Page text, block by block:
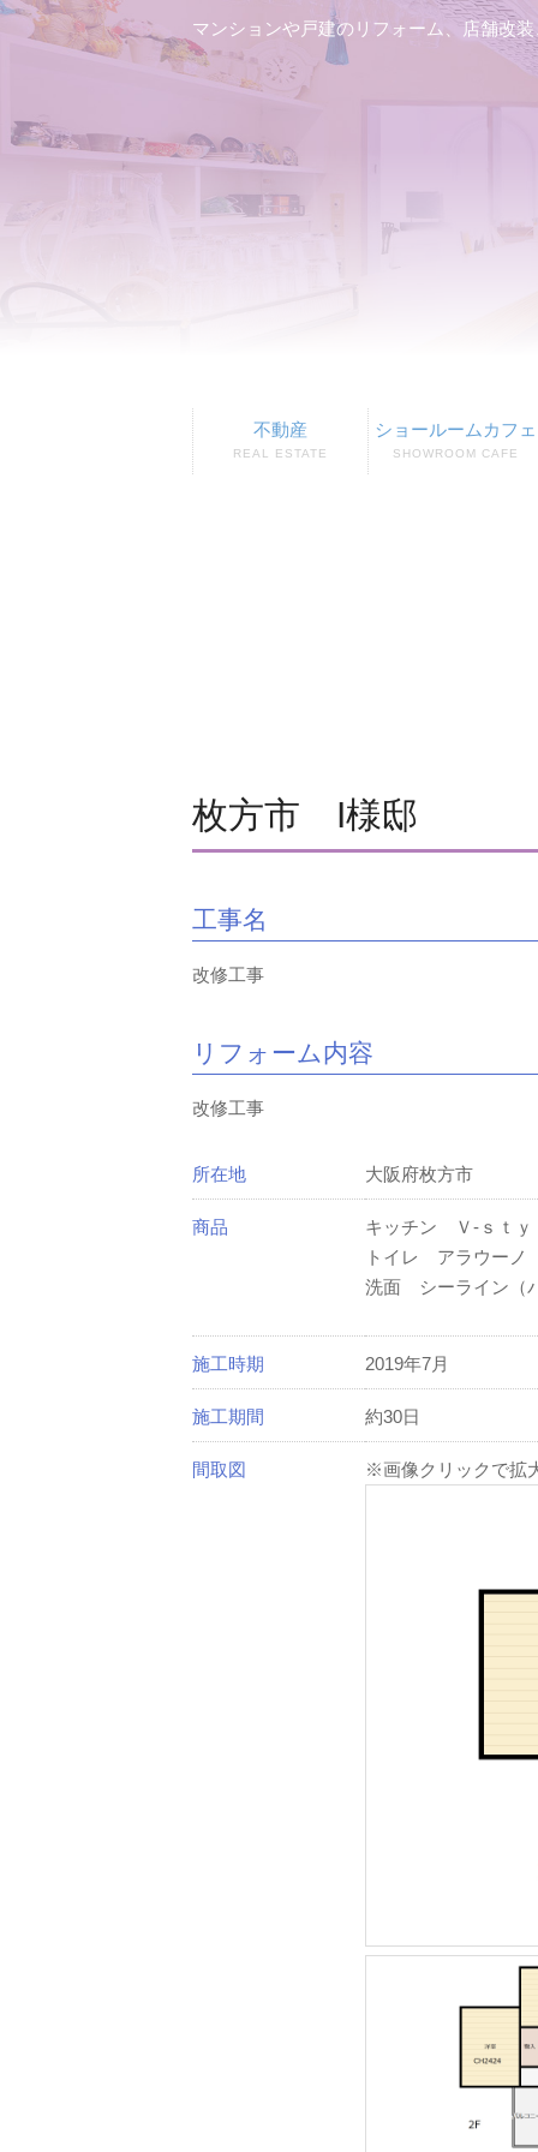
マンションや戸建のリフォーム、店舗改
不動産
REAL ESTATE
ショールームカフェ
SHOWROOM CAFE
枚方市 I様邸
工事名
改修工事
リフォーム内容
改修工事
所在地 大阪府枚方市
商品
キッチン Ｖ-ｓｔｙ
トイレ アラウーノ
洗面 シーライン（
施工時期 2019年7月
施工期間 約30日
間取図 ※画像クリックで拡